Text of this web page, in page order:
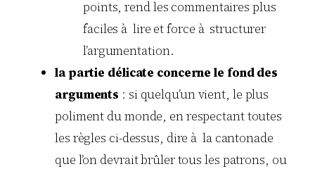
points, rend les commentaires plus
faciles à lire et force à structurer
l’argumentation.
la partie délicate concerne le fond des
arguments : si quelqu’un vient, le plus
poliment du monde, en respectant toutes
les règles ci-dessus, dire à la cantonade
que l’on devrait brûler tous les patrons, ou